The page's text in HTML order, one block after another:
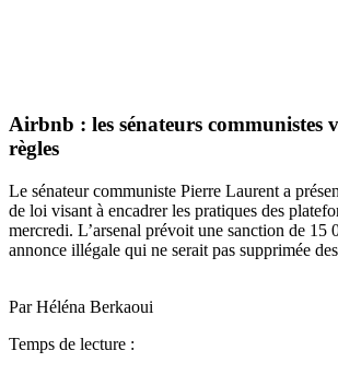
Airbnb : les sénateurs communistes
règles
Le sénateur communiste Pierre Laurent a
de loi visant à encadrer les pratiques des
mercredi. L’arsenal prévoit une sanction de 15
annonce illégale qui ne serait pas supprimée
Par Héléna Berkaoui
Temps de lecture :